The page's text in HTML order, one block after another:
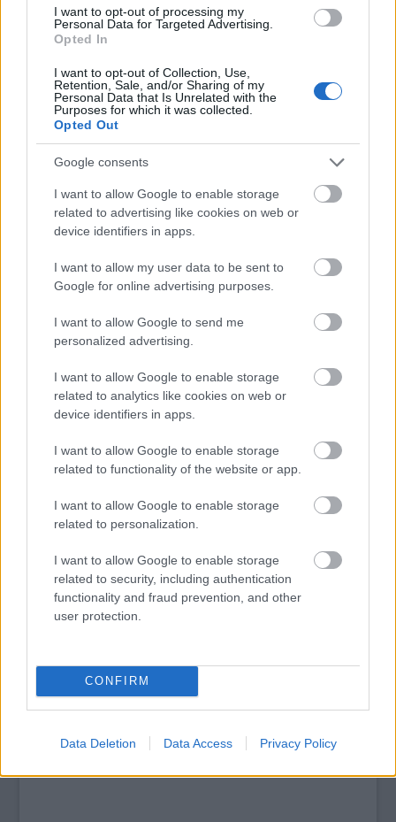
I want to opt-out of processing my
Personal Data for Targeted Advertising.
Opted In
I want to opt-out of Collection, Use,
Retention, Sale, and/or Sharing of my
Personal Data that Is Unrelated with the
Purposes for which it was collected.
Opted Out
Google consents
I want to allow Google to enable storage
related to advertising like cookies on web or
device identifiers in apps.
I want to allow my user data to be sent to
Google for online advertising purposes.
I want to allow Google to send me
personalized advertising.
I want to allow Google to enable storage
related to analytics like cookies on web or
device identifiers in apps.
I want to allow Google to enable storage
related to functionality of the website or app.
I want to allow Google to enable storage
related to personalization.
I want to allow Google to enable storage
related to security, including authentication
functionality and fraud prevention, and other
user protection.
CONFIRM
Data Deletion Data Access Privacy Policy
augusztus 20 – 23. közötta pásztorok élete kerül előtérbe a
Mesterségek Ünnepé
tovább
Török művészek a Budai Várban
2014. 08. 15.|Kultúrpart
Törökország
a díszvendége a szombaton kezdődő
Mesterségek Ünnepének, amelyen a Yunus Emre Enstitüsü
Budapesti Török Kulturális Központkülönleges könyvkészítő
műhellyel várja az érdeklődőket.
tovább
Újra itt a Mesterségek Ünnepe!
kedvenc családi fesztiválját immár 28. alkalommal rendezik